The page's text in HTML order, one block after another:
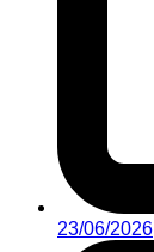
23/06/2026